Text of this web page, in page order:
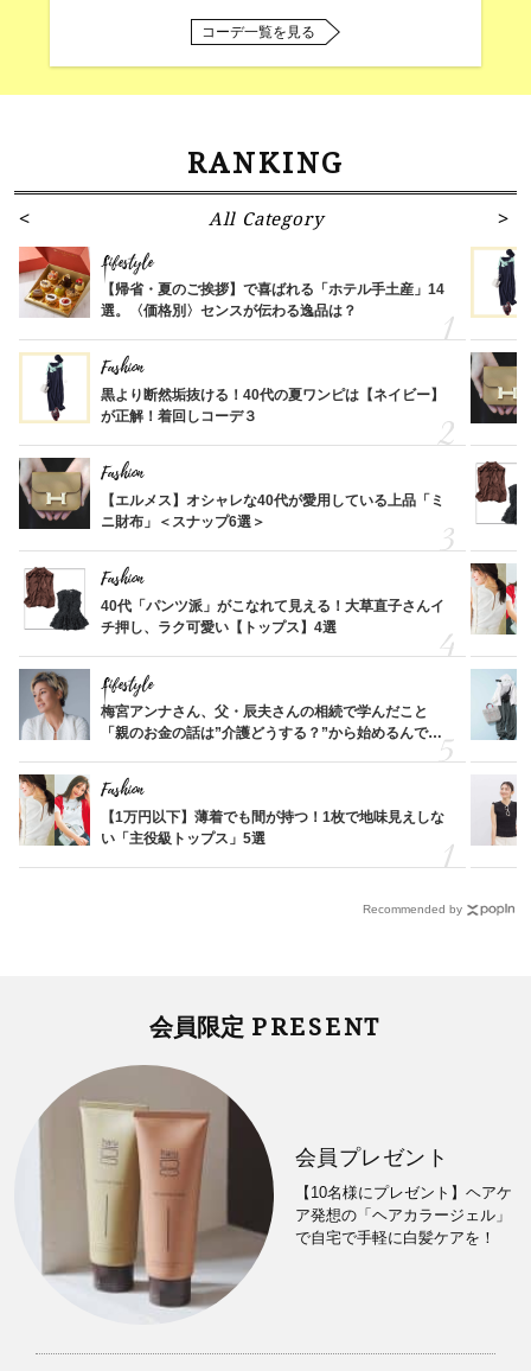
コーデ一覧を見る
RANKING
All Category
Lifestyle
【帰省・夏のご挨拶】で喜ばれる「ホテル手土産」14
選。〈価格別〉センスが伝わる逸品は？
Fashion
黒より断然垢抜ける！40代の夏ワンピは【ネイビー】
が正解！着回しコーデ３
Fashion
【エルメス】オシャレな40代が愛用している上品「ミ
ニ財布」＜スナップ6選＞
Fashion
40代「パンツ派」がこなれて見える！大草直子さんイ
チ押し、ラク可愛い【トップス】4選
Lifestyle
梅宮アンナさん、父・辰夫さんの相続で学んだこと
「親のお金の話は”介護どうする？”から始めるんで
Fashion
【1万円以下】薄着でも間が持つ！1枚で地味見えしな
い「主役級トップス」5選
Recommended by
会員限定 PRESENT
会員プレゼント
【10名様にプレゼント】ヘアケ
ア発想の「ヘアカラージェル」
で自宅で手軽に白髪ケアを！